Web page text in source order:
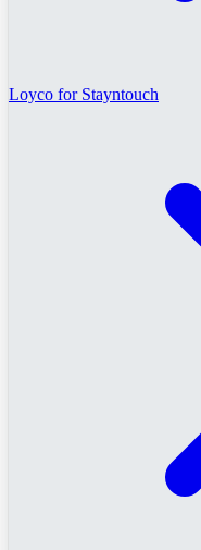
Loyco for Stayntouch